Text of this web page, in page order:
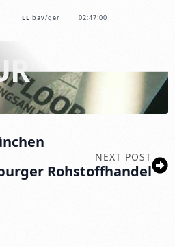
LL bav/ger 02:47:00
NEXT POST
Rohstoffhandel